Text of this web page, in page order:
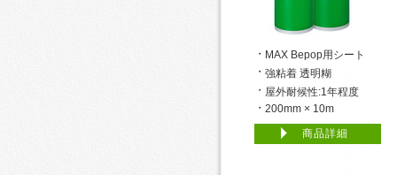
MAX Bepop用シート
強粘着 透明糊
屋外耐候性:1年程度
200mm × 10m
商品詳細